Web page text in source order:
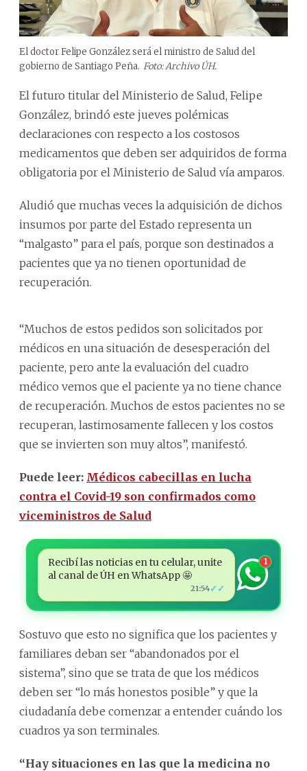
El doctor Felipe González será el ministro de Salud del
gobierno de Santiago Peña. Foto: Archivo ÚH.
El futuro titular del Ministerio de Salud, Felipe
González, brindó este jueves polémicas
declaraciones con respecto a los costosos
medicamentos que deben ser adquiridos de forma
obligatoria por el Ministerio de Salud vía amparos.
Aludió que muchas veces la adquisición de dichos
insumos por parte del Estado representa un
“malgasto” para el país, porque son destinados a
pacientes que ya no tienen oportunidad de
recuperación.
“Muchos de estos pedidos son solicitados por
médicos en una situación de desesperación del
paciente, pero ante la evaluación del cuadro
médico vemos que el paciente ya no tiene chance
de recuperación. Muchos de estos pacientes no se
recuperan, lastimosamente fallecen y los costos
que se invierten son muy altos”, manifestó.
Puede leer: Médicos cabecillas en lucha
contra el Covid-19 son confirmados como
viceministros de Salud
Recibí las noticias en tu celular, unite
al canal de ÚH en WhatsApp 🤩
21:54✓✓
1
Sostuvo que esto no significa que los pacientes y
familiares deban ser “abandonados por el
sistema”, sino que se trata de que los médicos
deben ser “lo más honestos posible” y que la
ciudadanía debe comenzar a entender cuándo los
cuadros ya son terminales.
“Hay situaciones en las que la medicina no